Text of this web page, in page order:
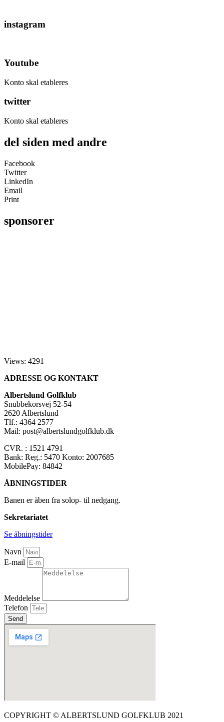
instagram
Youtube
Konto skal etableres
twitter
Konto skal etableres
del siden med andre
Facebook
Twitter
LinkedIn
Email
Print
sponsorer
Views: 4291
ADRESSE OG KONTAKT
Albertslund Golfklub
Snubbekorsvej 52-54
2620 Albertslund
Tlf.: 4364 2577
Mail: post@albertslundgolfklub.dk
CVR. : 1521 4791
Bank: Reg.: 5470 Konto: 2007685
MobilePay: 84842
ÅBNINGSTIDER
Banen er åben fra solop- til nedgang.
Sekretariatet
Se åbningstider
Navn
E-mail
Meddelelse
Telefon
Send
COPYRIGHT © ALBERTSLUND GOLFKLUB 2021